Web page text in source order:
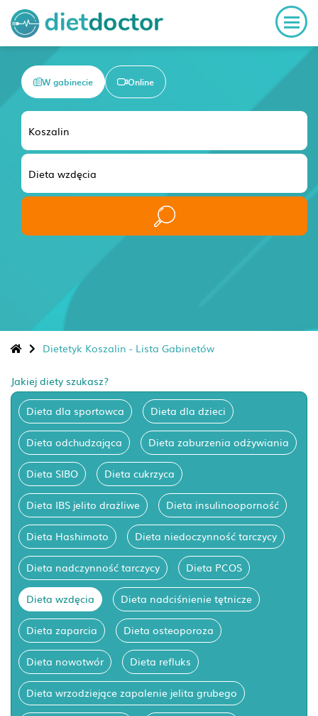
W gabinecie Online
Dietetyk Koszalin - Lista Gabinetów
Jakiej diety szukasz?
Dieta dla sportowca Dieta dla dzieci
Dieta odchudzająca Dieta zaburzenia odżywiania
Dieta SIBO Dieta cukrzyca
Dieta IBS jelito drażliwe Dieta insulinooporność
Dieta Hashimoto Dieta niedoczynność tarczycy
Dieta nadczynność tarczycy Dieta PCOS
Dieta wzdęcia Dieta nadciśnienie tętnicze
Dieta zaparcia Dieta osteoporoza
Dieta nowotwór Dieta refluks
Dieta wrzodziejące zapalenie jelita grubego